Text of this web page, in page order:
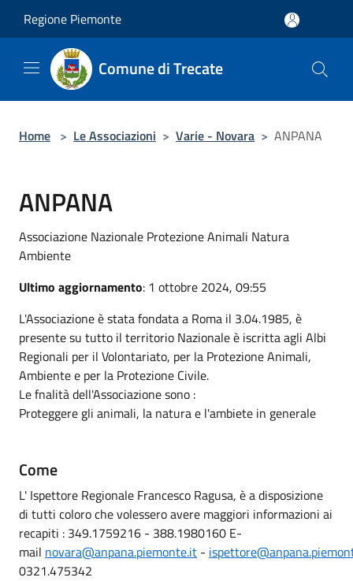
Regione Piemonte
Comune di Trecate
Home > Le Associazioni > Varie - Novara > ANPANA
ANPANA
Associazione Nazionale Protezione Animali Natura
Ambiente
Ultimo aggiornamento: 1 ottobre 2024, 09:55
L'Associazione è stata fondata a Roma il 3.04.1985, è
presente su tutto il territorio Nazionale è iscritta agli Albi
Regionali per il Volontariato, per la Protezione Animali,
Ambiente e per la Protezione Civile.
Le fnalità dell'Associazione sono :
Proteggere gli animali, la natura e l'ambiete in generale
Come
L' Ispettore Regionale Francesco Ragusa, è a disposizione
di tutti coloro che volessero avere maggiori informazioni ai
recapiti : 349.1759216 - 388.1980160 E-
mail novara@anpana.piemonte.it -
0321.475342